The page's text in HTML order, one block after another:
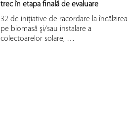
trec în etapa finală de evaluare
32 de inițiative de racordare la încălzirea
pe biomasă şi/sau instalare a
colectoarelor solare, …